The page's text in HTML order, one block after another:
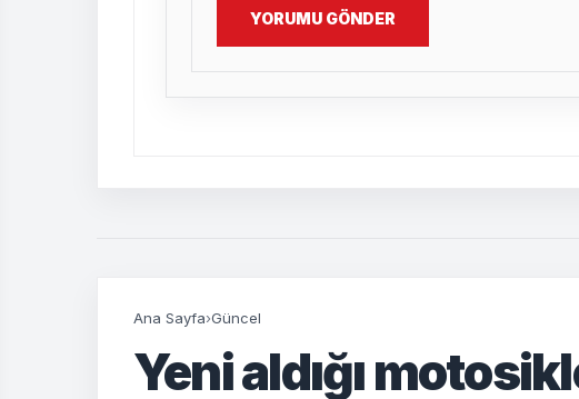
YORUMU GÖNDER
Ana Sayfa›Güncel
Yeni aldığı